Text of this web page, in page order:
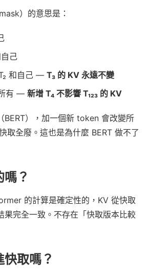
）的意思是：
己
和自己 — T₃ 的 KV 永遠不變
有 — 新增 T₄ 不影響 T₁₂₃ 的 KV
BERT），加一個新 token 會改變所
取全廢。這也是為什麼 BERT 做不了
？
的計算是確定性的，KV 從快取
果完全一致。不存在「快取版本比較
取嗎？